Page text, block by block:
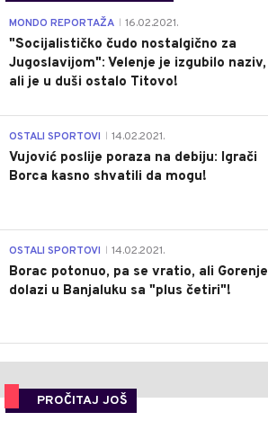
MONDO REPORTAŽA 16.02.2021.
"Socijalističko čudo nostalgično za
Jugoslavijom": Velenje je izgubilo naziv,
ali je u duši ostalo Titovo!
OSTALI SPORTOVI 14.02.2021.
Vujović poslije poraza na debiju: Igrači
Borca kasno shvatili da mogu!
OSTALI SPORTOVI 14.02.2021.
Borac potonuo, pa se vratio, ali Gorenje
dolazi u Banjaluku sa "plus četiri"!
PROČITAJ JOŠ